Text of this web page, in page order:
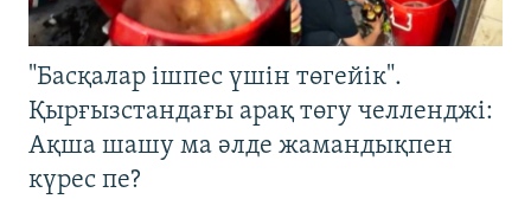
"Басқалар ішпес үшін төгейік".
Қырғызстандағы арақ төгу челленджі:
Ақша шашу ма әлде жамандықпен
күрес пе?